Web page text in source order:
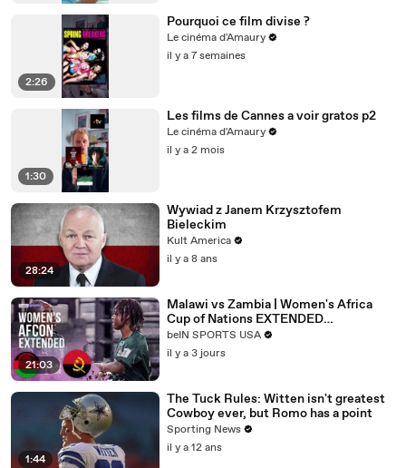
2:26
Pourquoi ce film divise ?
Le cinéma d'Amaury
il y a 7 semaines
1:30
Les films de Cannes a voir gratos p2
Le cinéma d'Amaury
il y a 2 mois
28:24
Wywiad z Janem Krzysztofem
Bieleckim
Kult America
il y a 8 ans
21:03
Malawi vs Zambia | Women's Africa
Cup of Nations EXTENDED
HIGHLIGHTS | 08/05/2026 | beIN
SPORTS USA
beIN SPORTS USA
il y a 3 jours
1:44
The Tuck Rules: Witten isn't greatest
Cowboy ever, but Romo has a point
Sporting News
il y a 12 ans